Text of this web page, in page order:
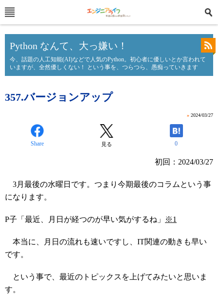
Python なんて、大っ嫌い！
今、話題の人工知能(AI)などで人気のPython。初心者に優しいとか言われて
いますが、全然優しくない！ という事を、つらつら、愚痴っていきます
357.バージョンアップ
» 2024/03/27
Share 見る 0
初回：2024/03/27
3月最後の水曜日です。つまり今期最後のコラムという事
になります。
P子「最近、月日が経つのが早い気がするね」 ※1
本当に、月日の流れも速いですし、IT関連の動きも早い
です。
という事で、最近のトピックスを上げてみたいと思いま
す。